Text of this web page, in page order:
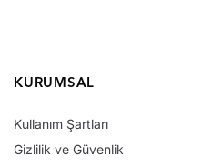
KURUMSAL
Kullanım Şartları
Gizlilik ve Güvenlik